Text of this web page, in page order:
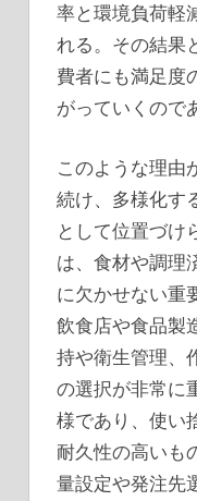
率と環境負荷軽
れる。その結果
費者にも満足度
がっていくので
このような理由
続け、多様化す
として位置づけ
は、食材や調理
に欠かせない重
飲食店や食品製
持や衛生管理、
の選択が非常に
様であり、使い
耐久性の高いも
量設定や発注先